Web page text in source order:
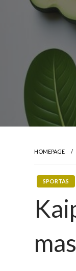
HOMEPAGE
SPORTAS